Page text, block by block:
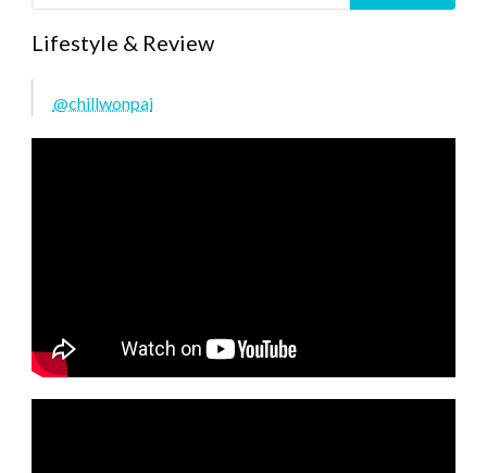
Lifestyle & Review
@chillwonpai